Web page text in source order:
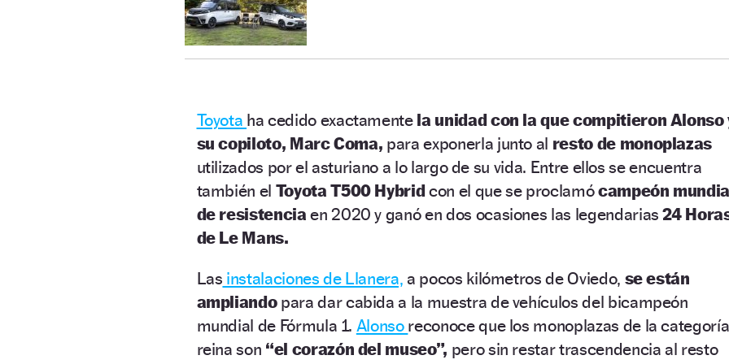
Toyota ha cedido exactamentela unidad con la que compitieron Alonso
su copiloto, Marc Coma, para exponerla junto al resto de monoplazas
utilizados por el asturiano a lo largo de su vida. Entre ellos se encuentra
también el Toyota T500 Hybridcon el que se proclamócampeón
de resistencia en 2020 y ganó en dos ocasiones las legendarias 24
de Le Mans.
Las instalaciones de Llanera, a pocos kilómetros de Oviedo, se están
ampliandopara dar cabida a la muestra de vehículos del bicampeón
mundial de Fórmula 1. Alonso reconoce que los monoplazas de la categoría
reina son “el corazón del museo”, pero sin restar trascendencia al resto